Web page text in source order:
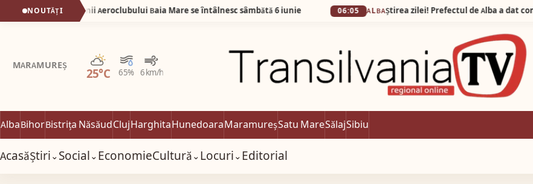
NOUTĂȚI
Veteranii Aeroclubului Baia Mare se întâlnesc sâmbătă 6 iunie 06:05 ALBA
MARAMUREȘ
25°C 65% 6 km/h
Parțial noros
AlbaBihorBistrița NăsăudClujHarghitaHunedoaraMaramureșSatu MareSălajSibiu
AcasăȘtiri⌄Social⌄EconomieCultură⌄Locuri⌄Editorial